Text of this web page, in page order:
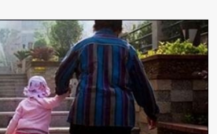
để nuôi một cái thân bất tài chỉ biết
đẩy mạnh cánh cửa trước mặt tôi.
lên như một bản án lạnh lùng. Tôi
không biết đi đâu, về đâu. Bố mẹ tôi
chị em. Họ hàng cũng thưa thớt, chẳng
mở lòng cho tôi tá túc. Bạn bè? Ai cũng